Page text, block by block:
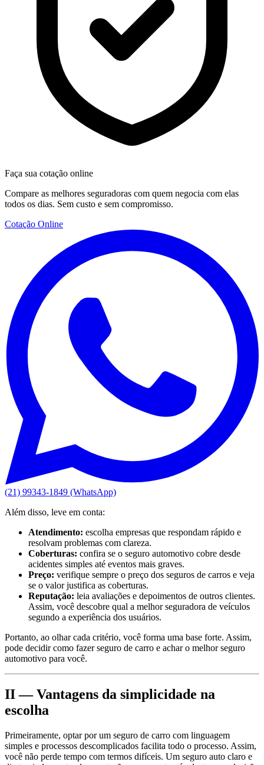
Faça sua cotação online
Compare as melhores seguradoras com quem negocia com elas
todos os dias. Sem custo e sem compromisso.
Cotação Online
(21) 99343-1849 (WhatsApp)
Além disso, leve em conta:
Atendimento: escolha empresas que respondam rápido e
resolvam problemas com clareza.
Coberturas: confira se o seguro automotivo cobre desde
acidentes simples até eventos mais graves.
Preço: verifique sempre o preço dos seguros de carros e veja
se o valor justifica as coberturas.
Reputação: leia avaliações e depoimentos de outros clientes.
Assim, você descobre qual a melhor seguradora de veículos
segundo a experiência dos usuários.
Portanto, ao olhar cada critério, você forma uma base forte. Assim,
pode decidir como fazer seguro de carro e achar o melhor seguro
automotivo para você.
II — Vantagens da simplicidade na
escolha
Primeiramente, optar por um seguro de carro com linguagem
simples e processos descomplicados facilita todo o processo. Assim,
você não perde tempo com termos difíceis. Um seguro auto claro e